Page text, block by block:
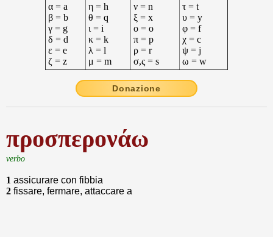
α = a
β = b
γ = g
δ = d
ε = e
ζ = z
η = h
θ = q
ι = i
κ = k
λ = l
μ = m
ν = n
ξ = x
ο = o
π = p
ρ = r
σ,ς = s
τ = t
υ = y
φ = f
χ = c
ψ = j
ω = w
Donazione
προσπερονάω
verbo
1 assicurare con fibbia
2 fissare, fermare, attaccare a